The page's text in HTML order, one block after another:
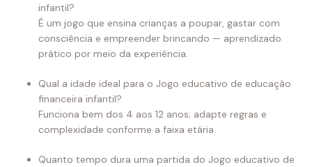
infantil?
É um jogo que ensina crianças a poupar, gastar com
consciência e empreender brincando — aprendizado
prático por meio da experiência.
Qual a idade ideal para o Jogo educativo de educação
financeira infantil?
Funciona bem dos 4 aos 12 anos; adapte regras e
complexidade conforme a faixa etária.
Quanto tempo dura uma partida do Jogo educativo de